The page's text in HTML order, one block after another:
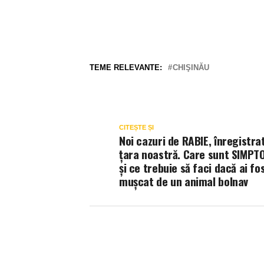
TEME RELEVANTE: CHIŞINĂU
CITEȘTE ȘI
Noi cazuri de RABIE,
ţara noastră. Care sunt
şi ce trebuie să faci dacă ai
muşcat de un animal bolnav